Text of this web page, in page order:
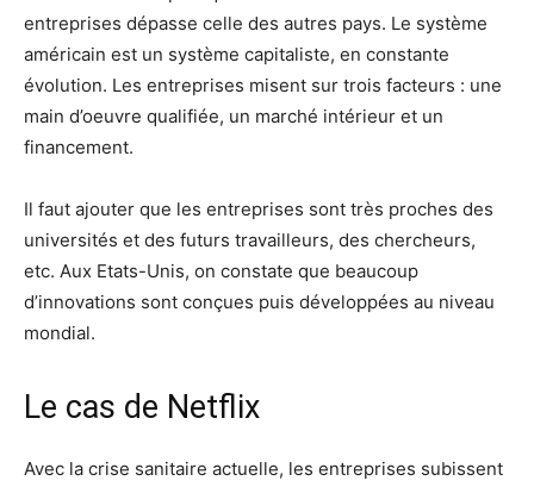
entreprises dépasse celle des autres pays. Le système
américain est un système capitaliste, en constante
évolution. Les entreprises misent sur trois facteurs : une
main d’oeuvre qualifiée, un marché intérieur et un
financement.
Il faut ajouter que les entreprises sont très proches des
universités et des futurs travailleurs, des chercheurs,
etc. Aux Etats-Unis, on constate que beaucoup
d’innovations sont conçues puis développées au niveau
mondial.
Le cas de Netflix
Avec la crise sanitaire actuelle, les entreprises subissent